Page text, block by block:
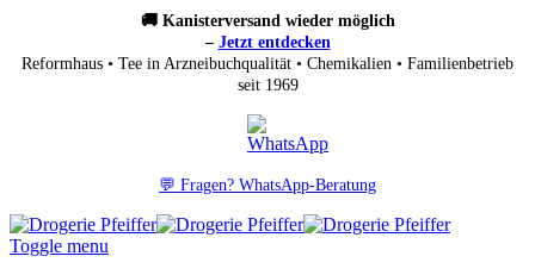
🚚 Kanisterversand wieder möglich
– Jetzt entdecken
Reformhaus • Tee in Arzneibuchqualität • Chemikalien • Familienbetrieb
seit 1969
💬 Fragen? WhatsApp-Beratung
Toggle menu